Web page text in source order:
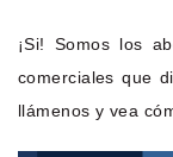
¡Si! Somos los
comerciales que
llámenos y vea